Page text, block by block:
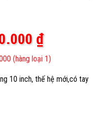
₫.
₫Giá
hiện
tại
là:
(hàng loại 1)
10 inch, thế hệ mới,có tay